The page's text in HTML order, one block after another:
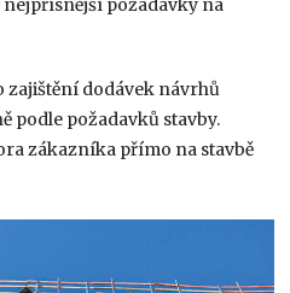
požadavky na
zajištění dodávek návrhů
podle požadavků stavby.
zákazníka přímo na stavbě